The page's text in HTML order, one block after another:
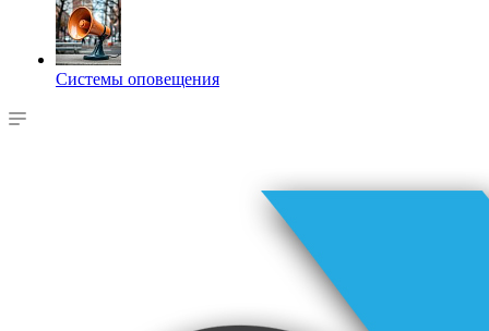
Системы оповещения